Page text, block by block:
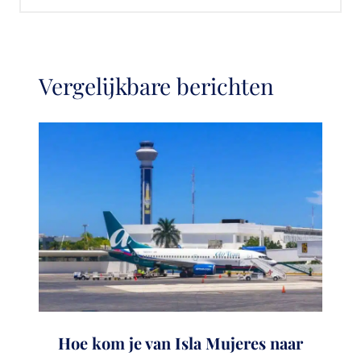
Vergelijkbare berichten
Hoe kom je van Isla Mujeres naar